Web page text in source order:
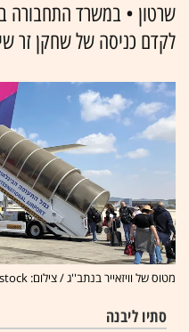
שרטון • במשרד התחבורה
לקדם כניסה של שחקן זר
מטוס של וויזאייר בנתב''ג / צילום: Shutterstock
סתיו ליבנה